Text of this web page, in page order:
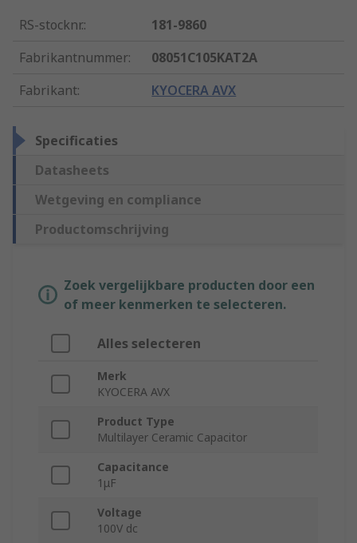
RS-stocknr.:
181-9860
Fabrikantnummer:
08051C105KAT2A
Fabrikant: KYOCERA AVX
Specificaties
Datasheets
Wetgeving en compliance
Productomschrijving
Zoek vergelijkbare producten door een
of meer kenmerken te selecteren.
Alles selecteren
Merk
KYOCERA AVX
Product Type
Multilayer Ceramic Capacitor
Capacitance
1μF
Voltage
100V dc